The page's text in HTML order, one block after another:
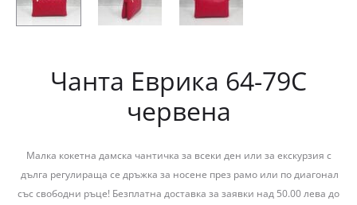
Чанта Еврика 64-79С
червена
Малка кокетна дамска чантичка за всеки ден или за екскурзия с
дълга регулираща се дръжка за носене през рамо или по диагонал
със свободни ръце! Безплатна доставка за заявки над 50.00 лева до